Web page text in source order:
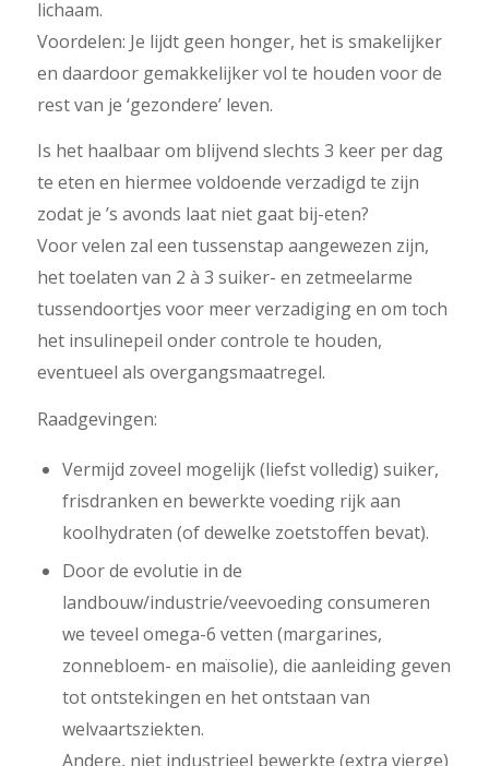
lichaam.
Voordelen: Je lijdt geen honger, het is smakelijker
en daardoor gemakkelijker vol te houden voor de
rest van je ‘gezondere’ leven.
Is het haalbaar om blijvend slechts 3 keer per dag
te eten en hiermee voldoende verzadigd te zijn
zodat je ’s avonds laat niet gaat bij-eten?
Voor velen zal een tussenstap aangewezen zijn,
het toelaten van 2 à 3 suiker- en zetmeelarme
tussendoortjes voor meer verzadiging en om toch
het insulinepeil onder controle te houden,
eventueel als overgangsmaatregel.
Raadgevingen:
Vermijd zoveel mogelijk (liefst volledig) suiker,
frisdranken en bewerkte voeding rijk aan
koolhydraten (of dewelke zoetstoffen bevat).
Door de evolutie in de
landbouw/industrie/veevoeding consumeren
we teveel omega-6 vetten (margarines,
zonnebloem- en maïsolie), die aanleiding geven
tot ontstekingen en het ontstaan van
welvaartsziekten.
Andere, niet industrieel bewerkte (extra vierge)